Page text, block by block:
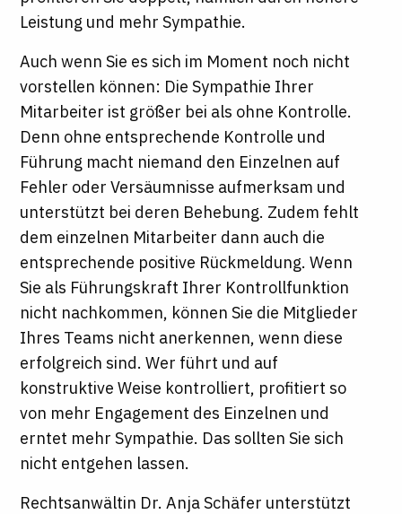
Leistung und mehr Sympathie.
Auch wenn Sie es sich im Moment noch nicht
vorstellen können: Die Sympathie Ihrer
Mitarbeiter ist größer bei als ohne Kontrolle.
Denn ohne entsprechende Kontrolle und
Führung macht niemand den Einzelnen auf
Fehler oder Versäumnisse aufmerksam und
unterstützt bei deren Behebung. Zudem fehlt
dem einzelnen Mitarbeiter dann auch die
entsprechende positive Rückmeldung. Wenn
Sie als Führungskraft Ihrer Kontrollfunktion
nicht nachkommen, können Sie die Mitglieder
Ihres Teams nicht anerkennen, wenn diese
erfolgreich sind. Wer führt und auf
konstruktive Weise kontrolliert, profitiert so
von mehr Engagement des Einzelnen und
erntet mehr Sympathie. Das sollten Sie sich
nicht entgehen lassen.
Rechtsanwältin Dr. Anja Schäfer unterstützt